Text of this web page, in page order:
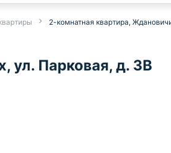
2-комнатная квартира,
ул. Парковая, д. 3В